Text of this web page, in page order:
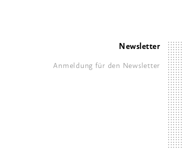
Newsletter
Anmeldung für den Newsletter